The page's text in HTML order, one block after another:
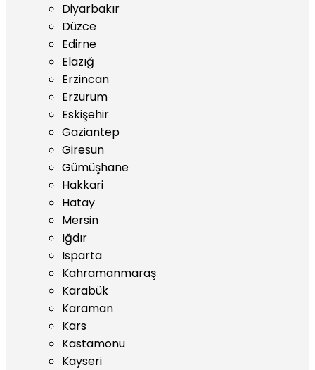
Diyarbakır
Düzce
Edirne
Elazığ
Erzincan
Erzurum
Eskişehir
Gaziantep
Giresun
Gümüşhane
Hakkari
Hatay
Mersin
Iğdır
Isparta
Kahramanmaraş
Karabük
Karaman
Kars
Kastamonu
Kayseri